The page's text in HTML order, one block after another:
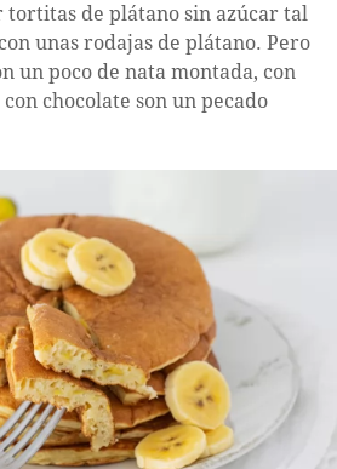
tortitas de plátano sin azúcar tal
unas rodajas de plátano. Pero
un poco de nata montada, con
chocolate son un pecado